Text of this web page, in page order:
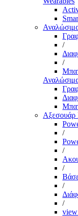
/
/
Αξεσουάρ
/
/
/
/
/